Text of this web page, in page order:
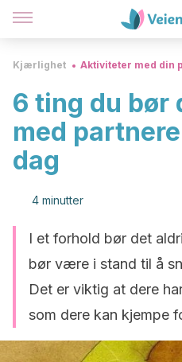
Kjærlighet Aktiviteter med din
6 ting du bør
med
dag
4 minutter
I et forhold bør det
bør være i stand til å
Det er viktig at dere
som dere kan kjempe